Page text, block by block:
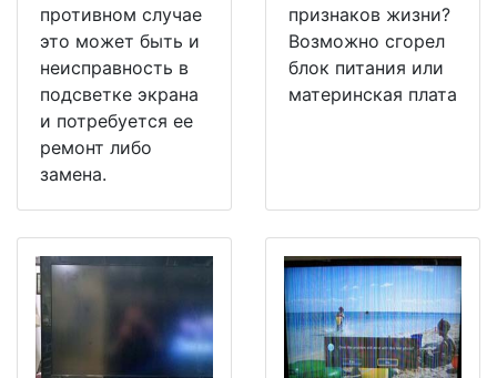
противном случае
это может быть и
неисправность в
подсветке экрана
и потребуется ее
ремонт либо
замена.
признаков жизни?
Возможно сгорел
блок питания или
материнская плата